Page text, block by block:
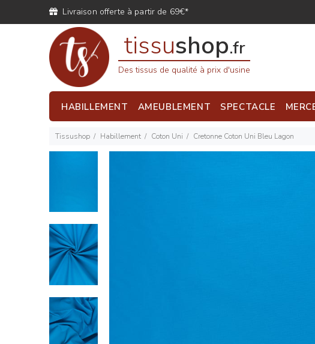
Livraison offerte à partir de 69€*
tissushop.fr
Des tissus de qualité à prix d'usine
HABILLEMENT AMEUBLEMENT SPECTACLE
Tissushop Habillement Coton Uni Cretonne Coton Uni Bleu Lagon